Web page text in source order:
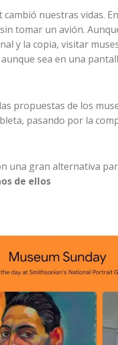
nuestras vidas.
tomar un avión.
y la copia, visitar
sea en una
propuestas de los
pasando por la
una gran alternativa
de ellos